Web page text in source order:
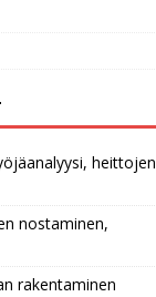
heittojen
nostaminen,
rakentaminen